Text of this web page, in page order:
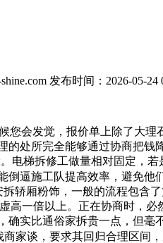
发布时间：2026-05-24
发觉，报价单上除了大理
处所完全能够通过协商把
电梯拆修工做量相对固定，
逼施工队提高效率，避免他
轿厢粉饰，一般的流程包含
高一倍以上。正在协商时，
实比通俗家拆贵一点，但
家谈，要求其回归合理区间